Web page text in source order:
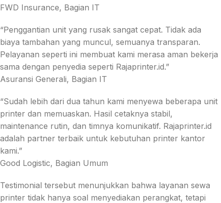
FWD Insurance, Bagian IT
“Penggantian unit yang rusak sangat cepat. Tidak ada
biaya tambahan yang muncul, semuanya transparan.
Pelayanan seperti ini membuat kami merasa aman bekerja
sama dengan penyedia seperti Rajaprinter.id.”
Asuransi Generali, Bagian IT
“Sudah lebih dari dua tahun kami menyewa beberapa unit
printer dan memuaskan. Hasil cetaknya stabil,
maintenance rutin, dan timnya komunikatif. Rajaprinter.id
adalah partner terbaik untuk kebutuhan printer kantor
kami.”
Good Logistic, Bagian Umum
Testimonial tersebut menunjukkan bahwa layanan sewa
printer tidak hanya soal menyediakan perangkat, tetapi